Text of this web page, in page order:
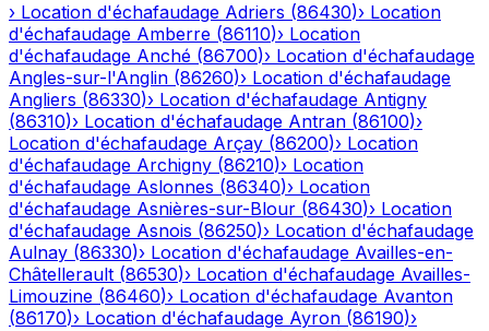
› Location d'échafaudage Adriers (86430)› Location
d'échafaudage Amberre (86110)› Location
d'échafaudage Anché (86700)› Location d'échafaudage
Angles-sur-l'Anglin (86260)› Location d'échafaudage
Angliers (86330)› Location d'échafaudage Antigny
(86310)› Location d'échafaudage Antran (86100)›
Location d'échafaudage Arçay (86200)› Location
d'échafaudage Archigny (86210)› Location
d'échafaudage Aslonnes (86340)› Location
d'échafaudage Asnières-sur-Blour (86430)› Location
d'échafaudage Asnois (86250)› Location d'échafaudage
Aulnay (86330)› Location d'échafaudage Availles-en-
Châtellerault (86530)› Location d'échafaudage Availles-
Limouzine (86460)› Location d'échafaudage Avanton
(86170)› Location d'échafaudage Ayron (86190)›